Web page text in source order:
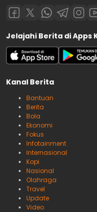
Jelajahi Berita di Apps
Kanal Berita
Bantuan
Berita
Bola
Ekonomi
Fokus
Infotainment
Internasional
Kopi
Nasional
Olahraga
Travel
Update
Video